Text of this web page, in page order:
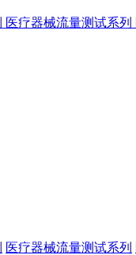
医疗器械流量测试系列
医疗器械流量测试系列